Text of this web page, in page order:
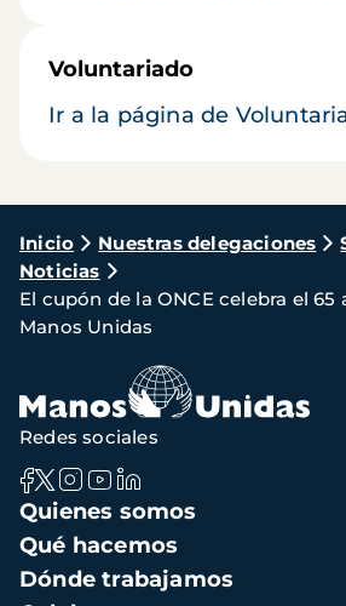
Voluntariado
Ir a la página de
Ruta
de
navegación
Inicio Nuestras delegaciones
Noticias
El cupón de la ONCE celebra el 65
Manos Unidas
Navegación
principal
Quienes somos
Qué hacemos
Dónde trabajamos
Redes sociales